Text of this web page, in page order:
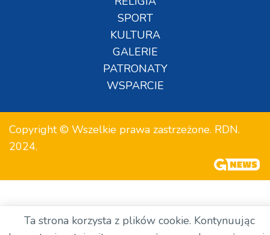
SPORT
KULTURA
GALERIE
PATRONATY
WSPARCIE
Copyright © Wszelkie prawa zastrzeżone. RDN.
2024.
Ta strona korzysta z plików cookie. Kontynuując